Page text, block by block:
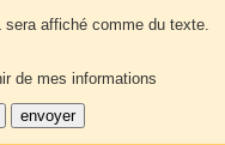
sera affiché comme du texte.
de mes informations